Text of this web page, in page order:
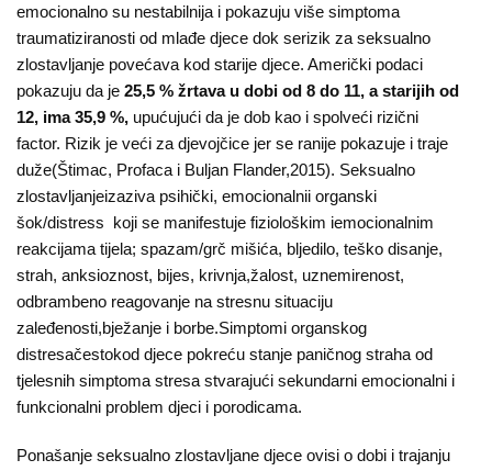
emocionalno su nestabilnija i pokazuju više simptoma
traumatiziranosti od mlađe djece dok serizik za seksualno
zlostavljanje povećava kod starije djece. Američki podaci
pokazuju da je 25,5 % žrtava u dobi od 8 do 11, a starijih od
12, ima 35,9 %, upućujući da je dob kao i spolveći rizični
factor. Rizik je veći za djevojčice jer se ranije pokazuje i traje
duže(Štimac, Profaca i Buljan Flander,2015). Seksualno
zlostavljanjeizaziva psihički, emocionalnii organski
šok/distress koji se manifestuje fiziološkim iemocionalnim
reakcijama tijela; spazam/grč mišića, bljedilo, teško disanje,
strah, anksioznost, bijes, krivnja,žalost, uznemirenost,
odbrambeno reagovanje na stresnu situaciju
zaleđenosti,bježanje i borbe.Simptomi organskog
distresačestokod djece pokreću stanje paničnog straha od
tjelesnih simptoma stresa stvarajući sekundarni emocionalni i
funkcionalni problem djeci i porodicama.
Ponašanje seksualno zlostavljane djece ovisi o dobi i trajanju